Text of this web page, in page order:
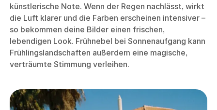
künstlerische Note. Wenn der Regen nachlässt, wirkt
die Luft klarer und die Farben erscheinen intensiver –
so bekommen deine Bilder einen frischen,
lebendigen Look. Frühnebel bei Sonnenaufgang kann
Frühlingslandschaften außerdem eine magische,
verträumte Stimmung verleihen.